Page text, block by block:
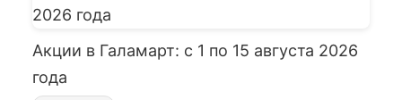
Акции в Галамарт: с 1 по 15 августа 2026
года